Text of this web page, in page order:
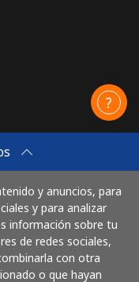
y anuncios, para
y para analizar
información sobre tu
de redes sociales,
con otra
o que hayan